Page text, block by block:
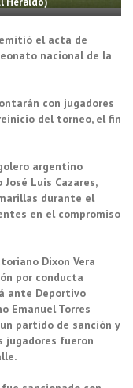
el acta de
nacional de la
con jugadores
del torneo, el fin
argentino
Luis Cazares,
durante el
en el compromiso
Dixon Vera
por conducta
ante Deportivo
Emanuel Torres
partido de sanción y
jugadores fueron